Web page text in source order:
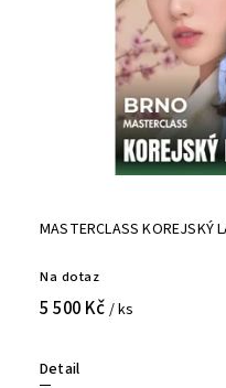
Na dotaz
5 500 Kč / ks
Detail